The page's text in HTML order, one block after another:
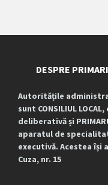
DESPRE
Autoritățile
sunt CONSILIUL
deliberativă și
aparatul de
executivă. Acestea își
Cuza, nr. 15